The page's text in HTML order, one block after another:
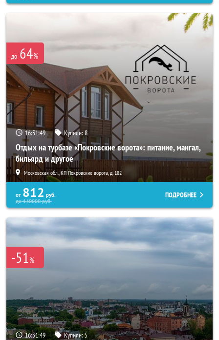
до 64%
16:31:45 Купили:8
Отдых на турбазе «Покровские ворота»: питание, мангал,
бильярд и другое
Московская обл., КП Покровские ворота, д. 182
от 812 руб.
до140800руб.
ПОДРОБНЕЕ
-51%
16:31:45 Купили:5